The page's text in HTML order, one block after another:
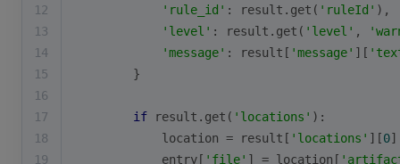
12
'rule_id' : result.get( 'ruleId' ),
13
'level' : result.get( 'level' ,
14
'message' : result[ 'message' ][
15
        }
16
17
if result.get( 'locations' ):
18
            location = result[
'locations' ][0
19
            entry[
'file' ] = location[